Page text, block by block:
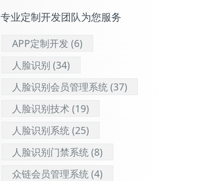
专业定制开发团队为您服务
APP定制开发 (6)
人脸识别 (34)
人脸识别会员管理系统(37)
人脸识别技术(19)
人脸识别系统(25)
人脸识别门禁系统(8)
众链会员管理系统(4)